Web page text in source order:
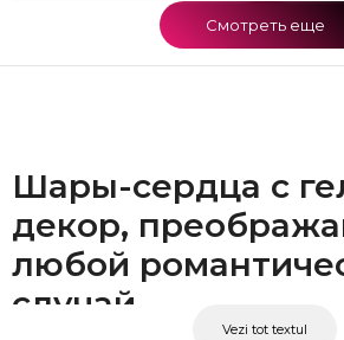
Смотреть еще
Шары-сердца с
декор,
любой
случай
Vezi tot textul